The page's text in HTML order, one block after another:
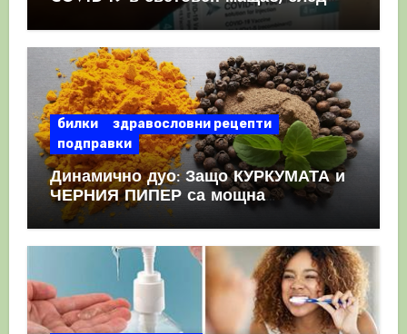
като призна, че те причиняват
КРЪВНИ съсиреци
билки
здравословни рецепти
подправки
Динамично дуо: Защо КУРКУМАТА и
ЧЕРНИЯ ПИПЕР са мощна
комбинация